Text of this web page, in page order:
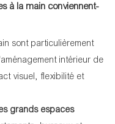
à la main conviennent-
sont particulièrement
intérieur de
visuel, flexibilité et
grands espaces